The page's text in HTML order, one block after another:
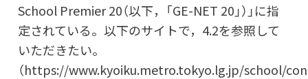
School Premier 20（以下，「GE-NET 20」）」に指
定されている。以下のサイトで，4.2を参照して
いただきたい。
（https://www.kyoiku.metro.tokyo.lg.jp/school/